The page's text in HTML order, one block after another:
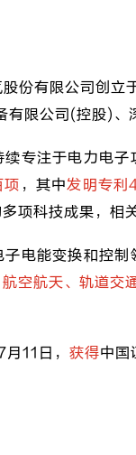
股份有限公司创立
有限公司(控股)、
续专注于电力电
项 ，其中发明专利
项科技成果，相
子电能变换和控
空航天、轨道交
11日， 获得中国